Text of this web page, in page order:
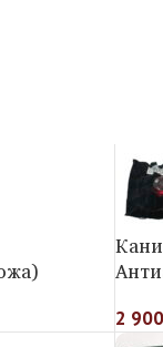
2 900